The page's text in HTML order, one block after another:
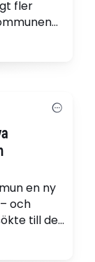
fler
en ny
och
till de